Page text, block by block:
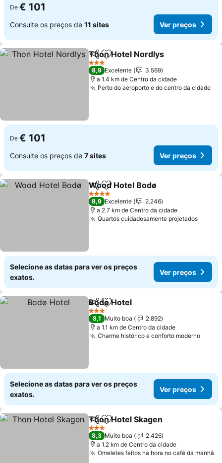
De € 101
Consulte os preços de 11 sites Ver preços
PartilharAdicionar aos favoritos
Thon Hotel Nordlys
3 Estrelas
8,9 Excelente
3.569
a 1.4 km de Centro da cidade
Perto do aeroporto e do centro da cidade
De € 101
Consulte os preços de 7 sites Ver preços
PartilharAdicionar aos favoritos
Wood Hotel Bodø
4 Estrelas
8,9 Excelente
2.246
a 2.7 km de Centro da cidade
Quartos cuidadosamente projetadosVer
Selecione as datas para ver os preços
exatos.
Ver preços
PartilharAdicionar aos favoritos
Bodø Hotel
3 Estrelas
8,1 Muito boa
2.892
a 1.1 km de Centro da cidade
Charme histórico e conforto modernoVer
Selecione as datas para ver os preços
exatos.
Ver preços
PartilharAdicionar aos favoritos
Thon Hotel Skagen
3 Estrelas
8,3 Muito boa
2.426
a 1.2 km de Centro da cidade
Omeletes feitos na hora no café da manhã